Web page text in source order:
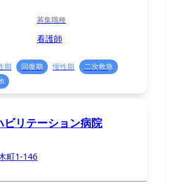
募集職種
看護師
期 回復期 慢性期
二次救急
ビリテーション病院
町1-146